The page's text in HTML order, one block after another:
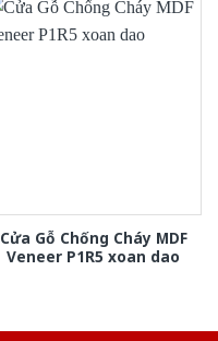
Cửa Gỗ Chống Cháy MDF
Veneer P1R5 xoan dao